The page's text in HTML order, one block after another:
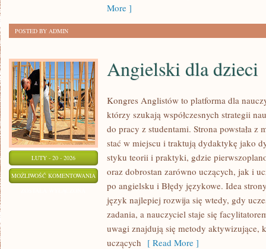
More ]
POSTED BY ADMIN
LUTY - 20 - 2026
MOŻLIWOŚĆ KOMENTOWANIA ANGIELSKI
DZIECI
Angielski dla dzieci
Kongres Anglistów to platforma dla
którzy szukają współczesnych strategii
do pracy z studentami. Strona powstała z
stać w miejscu i traktują dydaktykę jako
styku teorii i praktyki, gdzie
oraz dobrostan zarówno uczących, jak i
po angielsku i Błędy językowe. Idea
język najlepiej rozwija się wtedy, gdy
zadania, a nauczyciel staje się
uwagi znajdują się metody aktywizujące,
uczących [ Read More ]